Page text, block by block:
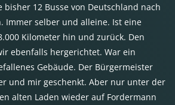
bisher 12 Busse von Deutschland nach
Immer selber und alleine. Ist eine
Kilometer hin und zurück. Den
ebenfalls hergerichtet. War ein
Gebäude. Der Bürgermeister
und mir geschenkt. Aber nur unter der
alten Laden wieder auf Fordermann